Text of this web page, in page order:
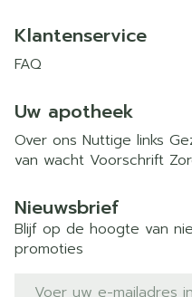
Klantenservice
FAQ
Uw apotheek
Over ons Nuttige links
van wacht Voorschrift
Nieuwsbrief
Blijf op de hoogte van
promoties
E-mail adres